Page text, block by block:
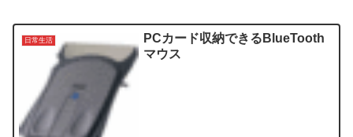
日常生活
PCカード収納できるBlueTooth
マウス